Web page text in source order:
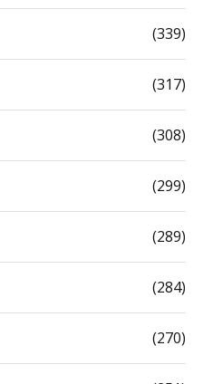
(339)
(317)
(308)
(299)
(289)
(284)
(270)